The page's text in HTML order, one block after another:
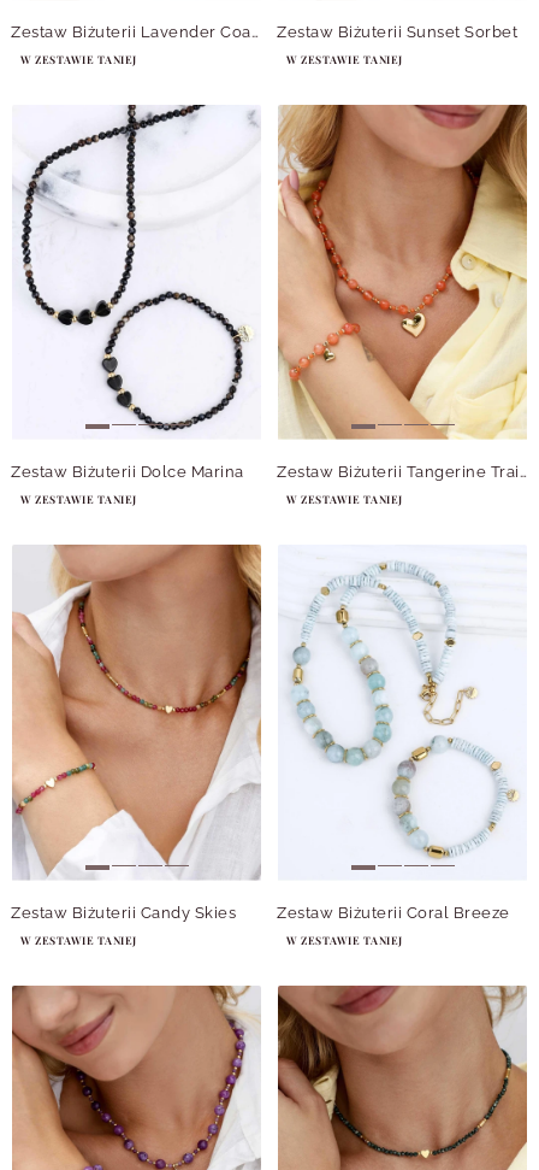
Zestaw Biżuterii Lavender Coast
W ZESTAWIE TANIEJ
Zestaw Biżuterii Sunset Sorbet
W ZESTAWIE TANIEJ
Zestaw Biżuterii Dolce Marina
W ZESTAWIE TANIEJ
Zestaw Biżuterii Tangerine Trails
W ZESTAWIE TANIEJ
Zestaw Biżuterii Candy Skies
W ZESTAWIE TANIEJ
Zestaw Biżuterii Coral Breeze
W ZESTAWIE TANIEJ